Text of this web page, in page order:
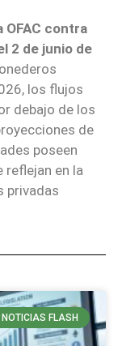
OFAC contra
2 de junio de
los flujos
debajo de los
de
poseen
reflejan en la
privadas
NOTICIAS FLASH